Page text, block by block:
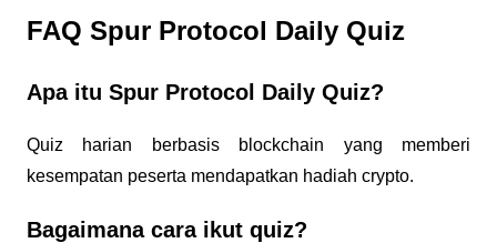
FAQ Spur Protocol Daily Quiz
Apa itu Spur Protocol Daily Quiz?
Quiz harian berbasis blockchain yang memberi
kesempatan peserta mendapatkan hadiah crypto.
Bagaimana cara ikut quiz?